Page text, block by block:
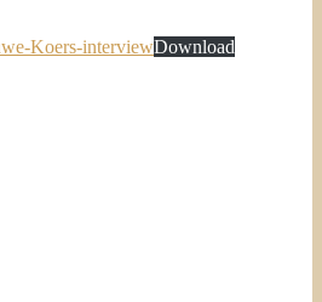
Koers-interviewDownload